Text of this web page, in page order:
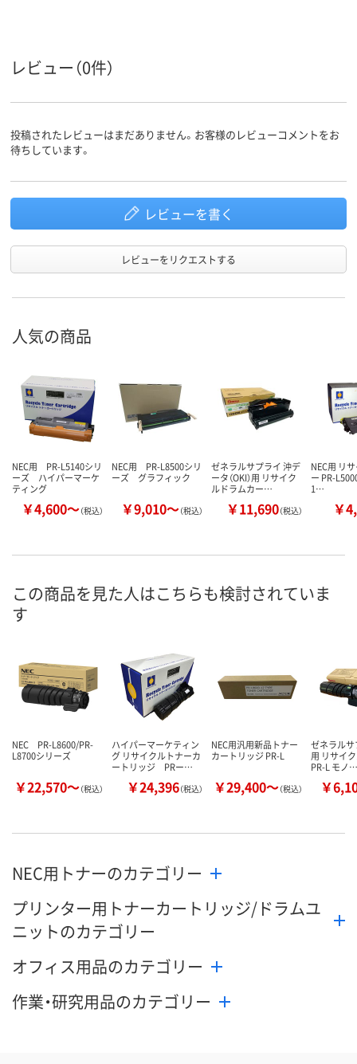
レビュー（0件）
投稿されたレビューはまだありません。お客様のレビューコメントをお
待ちしています。
レビューを書く
レビューをリクエストする
人気の商品
NEC用 PR-L5140シリ
ーズ ハイパーマーケ
ティング
￥4,600～（税込）
NEC用 PR-L8500シリ
ーズ グラフィック
￥9,010～（税込）
ゼネラルサプライ 沖デ
ータ（OKI）用 リサイク
ルドラムカー…
￥11,690（税込）
NEC用 リ
ー PR-
1…
￥
この商品を見た人はこちらも検討されていま
す
NEC PR-L8600/PR-
L8700シリーズ
￥22,570～（税込）
ハイパーマーケティン
グ リサイクルトナーカ
ートリッジ PRー…
￥24,396（税込）
NEC用汎用新品トナー
カートリッジ PR-L
￥29,400～（税込）
ゼネラルサ
用 リサイ
PR-L モノ…
￥
NEC用トナーのカテゴリー
プリンター用トナーカートリッジ/ドラムユ
ニットのカテゴリー
オフィス用品のカテゴリー
作業・研究用品のカテゴリー